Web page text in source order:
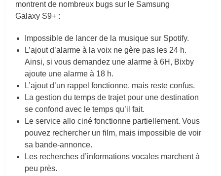
montrent de nombreux bugs sur le Samsung
Galaxy S9+ :
Impossible de lancer de la musique sur Spotify.
L’ajout d’alarme à la voix ne gère pas les 24 h.
Ainsi, si vous demandez une alarme à 6H, Bixby
ajoute une alarme à 18 h.
L’ajout d’un rappel fonctionne, mais reste confus.
La gestion du temps de trajet pour une destination
se confond avec le temps qu’il fait.
Le service allo ciné fonctionne partiellement. Vous
pouvez rechercher un film, mais impossible de voir
sa bande-annonce.
Les recherches d’informations vocales marchent à
peu près.